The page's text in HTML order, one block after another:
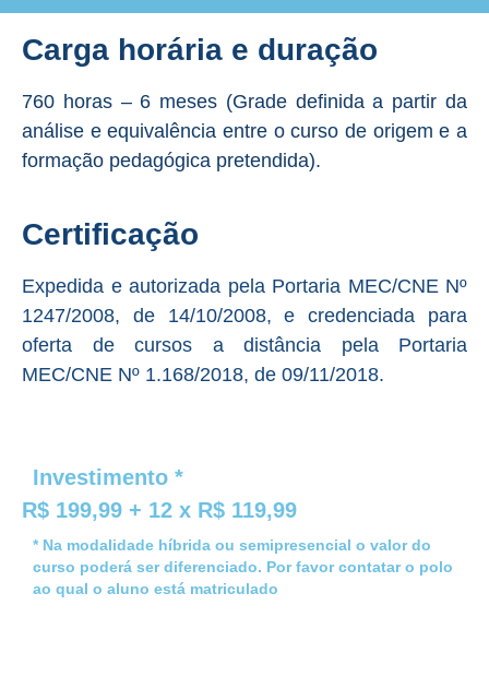
Carga horária e duração
760 horas – 6 meses (Grade definida a partir da
análise e equivalência entre o curso de origem e a
formação pedagógica pretendida).
Certificação
Expedida e autorizada pela Portaria MEC/CNE Nº
1247/2008, de 14/10/2008, e credenciada para
oferta de cursos a distância pela Portaria
MEC/CNE Nº 1.168/2018, de 09/11/2018.
Investimento *
R$ 199,99 + 12 x R$ 119,99
* Na modalidade híbrida ou semipresencial o valor do
curso poderá ser diferenciado. Por favor contatar o polo
ao qual o aluno está matriculado